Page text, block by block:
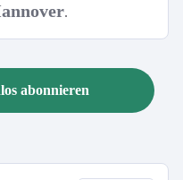
.
abonnieren